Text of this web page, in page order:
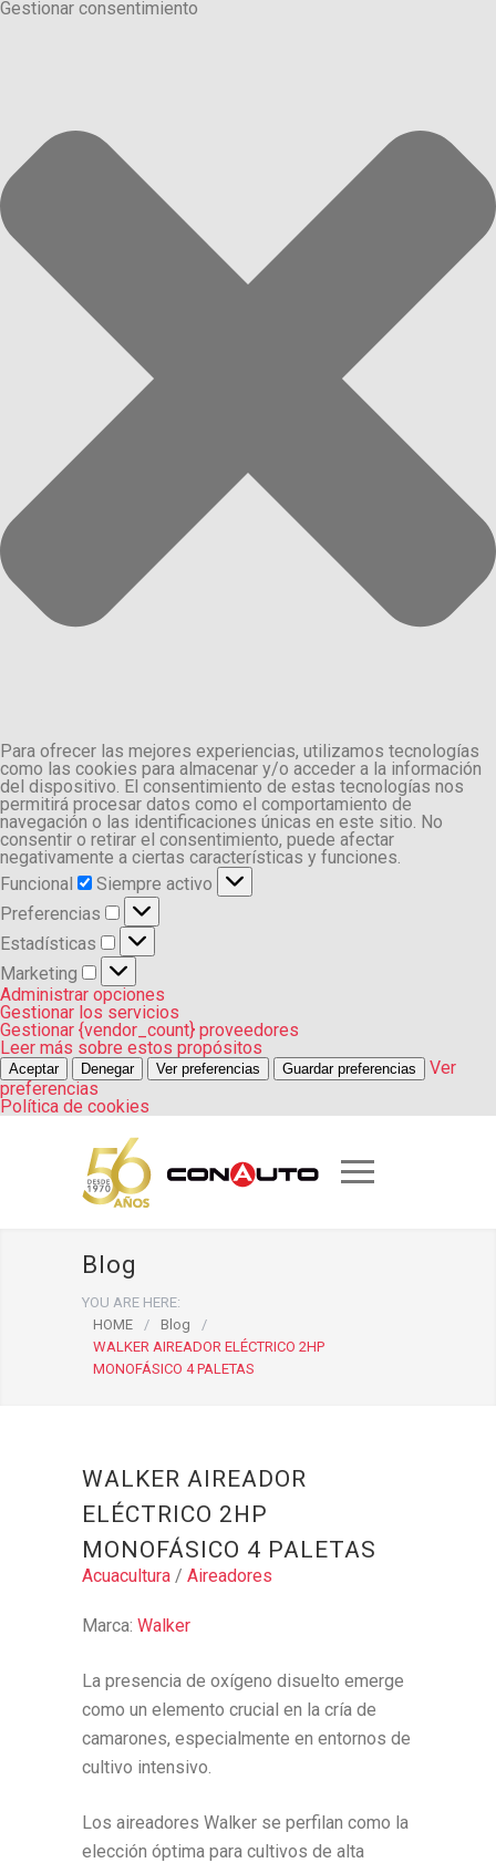
Gestionar consentimiento
Para ofrecer las mejores experiencias, utilizamos tecnologías
como las cookies para almacenar y/o acceder a la información
del dispositivo. El consentimiento de estas tecnologías nos
permitirá procesar datos como el comportamiento de
navegación o las identificaciones únicas en este sitio. No
consentir o retirar el consentimiento, puede afectar
negativamente a ciertas características y funciones.
Funcional
Funcional
Siempre activo
Preferencias
Preferencias
Estadísticas
Estadísticas
Marketing
Marketing
Administrar opciones
Gestionar los servicios
Gestionar {vendor_count} proveedores
Leer más sobre estos propósitos
Aceptar Denegar Ver preferencias Guardar preferencias
Ver
preferencias
Política de cookies
Blog
YOU ARE HERE:
HOME
/ Blog
/
WALKER AIREADOR ELÉCTRICO 2HP
MONOFÁSICO 4 PALETAS
WALKER AIREADOR
ELÉCTRICO 2HP
MONOFÁSICO 4 PALETAS
Acuacultura / Aireadores
Marca: Walker
La presencia de oxígeno disuelto emerge
como un elemento crucial en la cría de
camarones, especialmente en entornos de
cultivo intensivo.
Los aireadores Walker se perfilan como la
elección óptima para cultivos de alta